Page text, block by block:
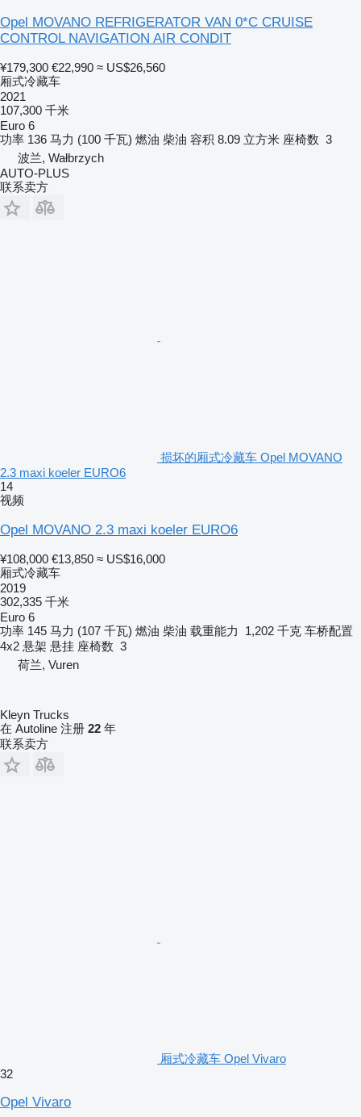
Opel MOVANO REFRIGERATOR VAN 0*C CRUISE
CONTROL NAVIGATION AIR CONDIT
¥179,300 €22,990 ≈ US$26,560
厢式冷藏车
2021
107,300 千米
Euro 6
功率 136 马力 (100 千瓦) 燃油 柴油 容积 8.09 立方米 座椅数 3
波兰, Wałbrzych
AUTO-PLUS
联系卖方
损坏的厢式冷藏车 Opel MOVANO
2.3 maxi koeler EURO6
14
视频
Opel MOVANO 2.3 maxi koeler EURO6
¥108,000 €13,850 ≈ US$16,000
厢式冷藏车
2019
302,335 千米
Euro 6
功率 145 马力 (107 千瓦) 燃油 柴油 载重能力 1,202 千克 车桥配置
4x2 悬架 悬挂 座椅数 3
荷兰, Vuren
Kleyn Trucks
在 Autoline 注册 22 年
联系卖方
厢式冷藏车 Opel Vivaro
32
Opel Vivaro